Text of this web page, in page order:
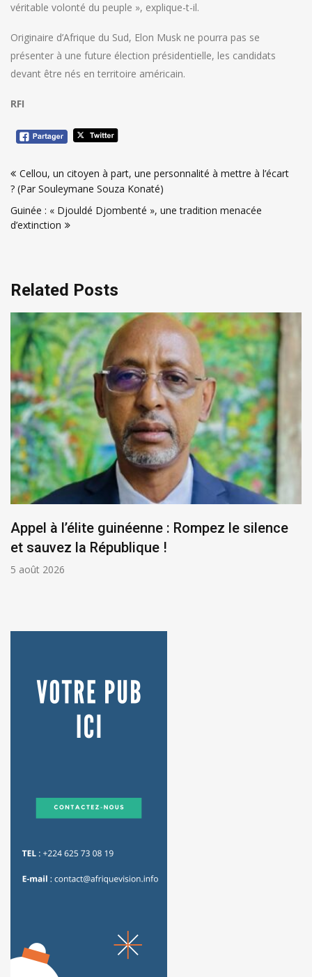
véritable volonté du peuple », explique-t-il.
Originaire d’Afrique du Sud, Elon Musk ne pourra pas se
présenter à une future élection présidentielle, les candidats
devant être nés en territoire américain.
RFI
de
l’article
Cellou, un citoyen à part, une personnalité à mettre à l’écart
? (Par Souleymane Souza Konaté)
Guinée : « Djouldé Djombenté », une tradition menacée
d’extinction
Related Posts
Appel à l’élite guinéenne : Rompez le silence
et sauvez la République !
5 août 2026